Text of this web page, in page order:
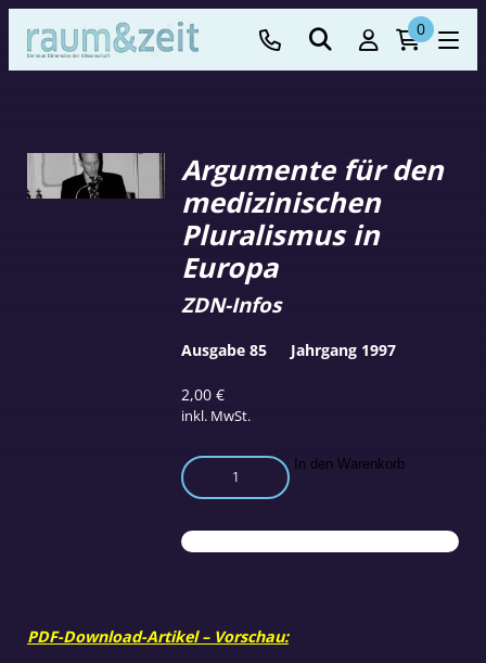
0
Argumente für den
medizinischen
Pluralismus in
Europa
2,00€
inkl. MwSt.
ZDN-Infos
Argumente
für
medizinischen
Pluralismus
In den Warenkorb
Ausgabe 85 Jahrgang 1997
PDF-Download-Artikel – Vorschau: